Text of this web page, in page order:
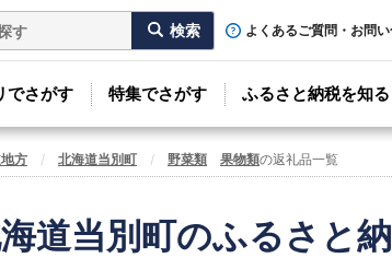
よくあるご質問・お問
でさがす 特集でさがす ふるさと納税を知る
方 北海道当別町 野菜類 果物類の返礼品一覧
道当別町のふるさと